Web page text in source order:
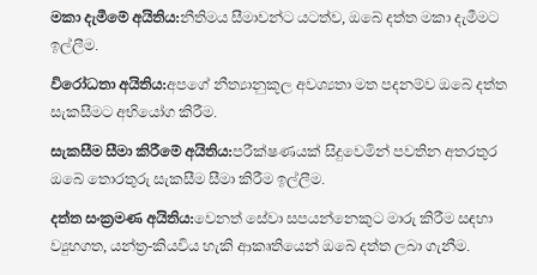
මකා දැමීමේ අයිතිය:නීතිමය සීමාවන්ට යටත්ව, ඔබේ දත්ත මකා දැමීමට
ඉල්ලීම.
විරෝධතා අයිතිය:අපගේ නීත්‍යානුකූල අවශ්‍යතා මත පදනම්ව ඔබේ දත්ත
සැකසීමට අභියෝග කිරීම.
සැකසීම සීමා කිරීමේ අයිතිය:පරීක්ෂණයක් සිදුවෙමින් පවතින අතරතුර
ඔබේ තොරතුරු සැකසීම සීමා කිරීම ඉල්ලීම.
දත්ත සංක්‍රමණ අයිතිය:වෙනත් සේවා සපයන්නෙකුට මාරු කිරීම සඳහා
ව්‍යුහගත, යන්ත්‍ර-කියවිය හැකි ආකෘතියෙන් ඔබේ දත්ත ලබා ගැනීම.